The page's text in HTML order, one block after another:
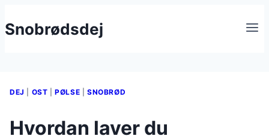
til
Snobrødsdej
DEJ OST |PØLSE SNOBRØD
Hvordan laver du